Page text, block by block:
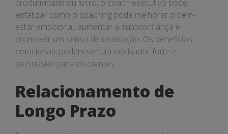
produtividade ou lucro, o coach executivo pode
enfatizar como o coaching pode melhorar o bem-
estar emocional, aumentar a autoconfiança e
promover um senso de realização. Os benefícios
emocionais podem ser um motivador forte e
persuasivo para os clientes.
Relacionamento de
Longo Prazo